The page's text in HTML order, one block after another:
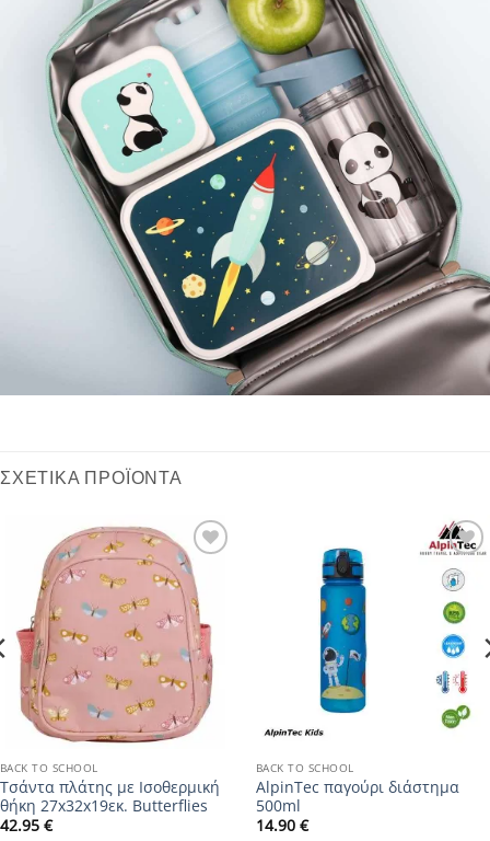
ΣΧΕΤΙΚΆ ΠΡΟΪΌΝΤΑ
Add to
wishlist
BACK TO SCHOOL
Τσάντα πλάτης με Ισοθερμική
θήκη 27x32x19εκ. Butterflies
42.95 €
Add to
wishlist
BACK TO SCHOOL
AlpinTec παγούρι διάστημα
500ml
14.90 €